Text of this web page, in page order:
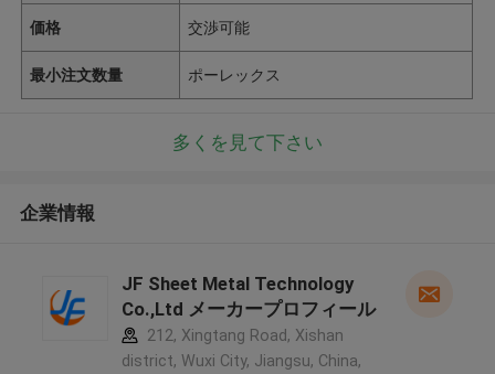
価格 交渉可能
最小注文数量 ポーレックス
多くを見て下さい
企業情報
JF Sheet Metal Technology
Co.,Ltd メーカープロフィール
212, Xingtang Road, Xishan
district, Wuxi City, Jiangsu, China,